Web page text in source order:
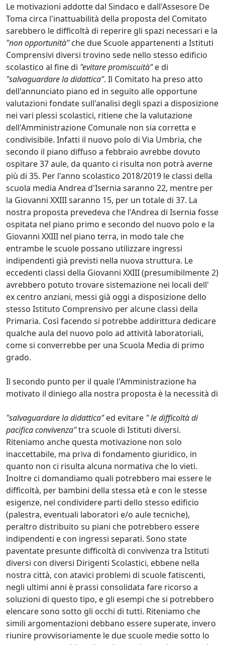
Le motivazioni addotte dal Sindaco e dall'Assesore De
Toma circa l'inattuabilità della proposta del Comitato
sarebbero le difficoltà di reperire gli spazi necessari e la
"non opportunità"che due Scuole appartenenti a Istituti
Comprensivi diversi trovino sede nello stesso edificio
scolastico al fine di "evitare promiscuità"e di
"salvaguardare la didattica". Il Comitato ha preso atto
dell'annunciato piano ed in seguito alle opportune
valutazioni fondate sull'analisi degli spazi a disposizione
nei vari plessi scolastici, ritiene che la valutazione
dell'Amministrazione Comunale non sia corretta e
condivisibile. Infatti il nuovo polo di Via Umbria, che
secondo il piano diffuso a febbraio avrebbe dovuto
ospitare 37 aule, da quanto ci risulta non potrà averne
più di 35. Per l'anno scolastico 2018/2019 le classi della
scuola media Andrea d'Isernia saranno 22, mentre per
la Giovanni XXIII saranno 15, per un totale di 37. La
nostra proposta prevedeva che l'Andrea di Isernia fosse
ospitata nel piano primo e secondo del nuovo polo e la
Giovanni XXIII nel piano terra, in modo tale che
entrambe le scuole possano utilizzare ingressi
indipendenti già previsti nella nuova struttura. Le
eccedenti classi della Giovanni XXIII (presumibilmente 2)
avrebbero potuto trovare sistemazione nei locali dell'
ex centro anziani, messi già oggi a disposizione dello
stesso Istituto Comprensivo per alcune classi della
Primaria. Così facendo si potrebbe addirittura dedicare
qualche aula del nuovo polo ad attività laboratoriali,
come si converrebbe per una Scuola Media di primo
grado.
Il secondo punto per il quale l'Amministrazione ha
motivato il diniego alla nostra proposta è la necessità di
"salvaguardare la didattica"ed evitare " le difficoltà di
pacifica convivenza"tra scuole di Istituti diversi.
Riteniamo anche questa motivazione non solo
inaccettabile, ma priva di fondamento giuridico, in
quanto non ci risulta alcuna normativa che lo vieti.
Inoltre ci domandiamo quali potrebbero mai essere le
difficoltà, per bambini della stessa età e con le stesse
esigenze, nel condividere parti dello stesso edificio
(palestra, eventuali laboratori e/o aule tecniche),
peraltro distribuito su piani che potrebbero essere
indipendenti e con ingressi separati. Sono state
paventate presunte difficoltà di convivenza tra Istituti
diversi con diversi Dirigenti Scolastici, ebbene nella
nostra città, con atavici problemi di scuole fatiscenti,
negli ultimi anni è prassi consolidata fare ricorso a
soluzioni di questo tipo, e gli esempi che si potrebbero
elencare sono sotto gli occhi di tutti. Riteniamo che
simili argomentazioni debbano essere superate, invero
riunire provvisoriamente le due scuole medie sotto lo